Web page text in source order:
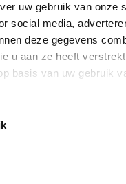
uw gebruik van onze
social media,
deze gegevens
u aan ze heeft
basis van uw gebruik
interesse en
en/of
incidenteel bereid om
Solliciteren